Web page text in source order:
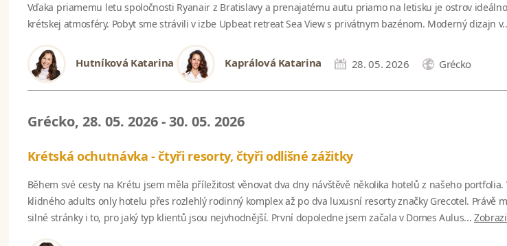
Vďaka priamemu letu spoločnosti Ryanair z Bratislavy a prenajatému autu priamo na letisku je ostrov
krétskej atmosféry. Pobyt sme strávili v izbe Upbeat retreat Sea View s privátnym bazénom. Moderný dizajn
Hutníková Katarina Kaprálová Katarina 28. 05. 2026 Grécko
Grécko, 28. 05. 2026 - 30. 05. 2026
Krétská ochutnávka - čtyři resorty, čtyři odlišné zážitky
Během své cesty na Krétu jsem měla příležitost věnovat dva dny návštěvě několika hotelů z našeho
klidného adults only hotelu přes rozlehlý rodinný komplex až po dva luxusní resorty značky Grecotel.
silné stránky i to, pro jaký typ klientů jsou nejvhodnější. První dopoledne jsem začala v Domes Aulus...